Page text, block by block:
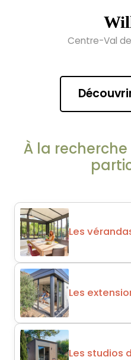
Centre-Val
À la
Les
Les
Les studios